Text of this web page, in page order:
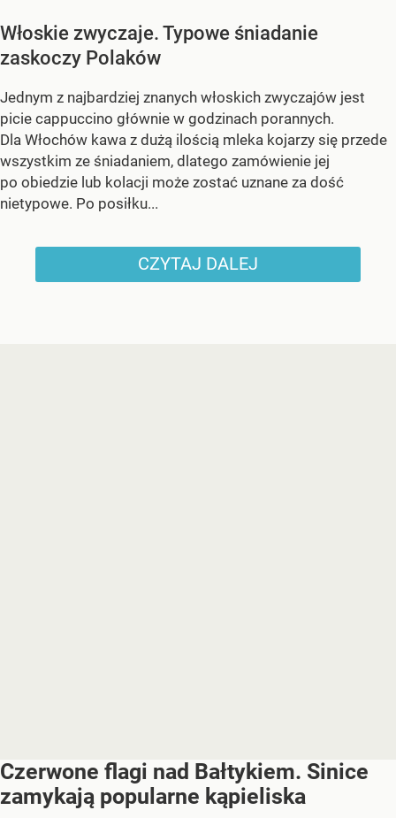
Włoskie zwyczaje. Typowe śniadanie
zaskoczy Polaków
Jednym z najbardziej znanych włoskich zwyczajów jest
picie cappuccino głównie w godzinach porannych.
Dla Włochów kawa z dużą ilością mleka kojarzy się przede
wszystkim ze śniadaniem, dlatego zamówienie jej
po obiedzie lub kolacji może zostać uznane za dość
nietypowe. Po posiłku...
CZYTAJ DALEJ
Czerwone flagi nad Bałtykiem. Sinice
zamykają popularne kąpieliska